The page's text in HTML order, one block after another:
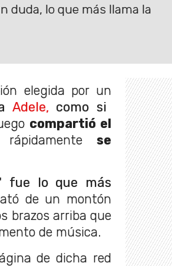
duda, lo que más llama la
elegida por un
Adele, como si
compartió el
rápidamentese
fue lo que más
de un montón
brazos arriba que
de música.
de dicha red